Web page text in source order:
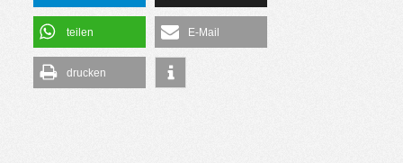
teilen E-Mail
drucken